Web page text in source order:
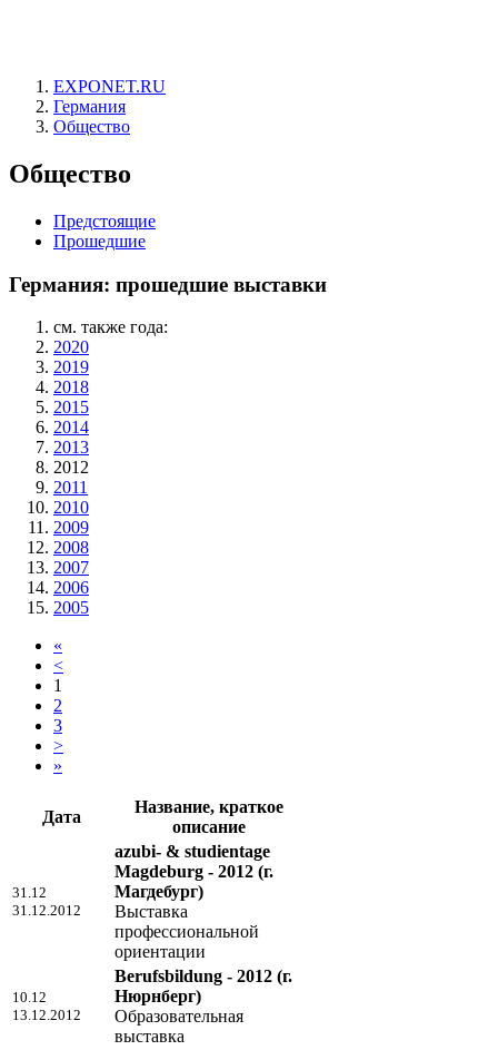
EXPONET.RU
Германия
Общество
Общество
Предстоящие
Прошедшие
Германия: прошедшие выставки
см. также года:
2020
2019
2018
2015
2014
2013
2012
2011
2010
2009
2008
2007
2006
2005
«
<
1
2
3
>
»
Дата
Название, краткое
описание
31.12
31.12.2012
azubi- & studientage
Magdeburg - 2012 (г.
Магдебург)
Выставка
профессиональной
ориентации
10.12
13.12.2012
Berufsbildung - 2012 (г.
Нюрнберг)
Образовательная
выставка